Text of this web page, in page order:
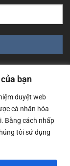
bạn
duyệt web
cá nhân hóa
Bằng cách nhấp
tôi sử dụng
0108783483
Đầu Tư Tp. Hà
Reserved